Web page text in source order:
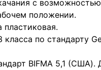
с
положении.
пластиковая.
класса по стандарту
BIFMA 5,1 (США).